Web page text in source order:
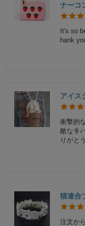
ナーコ
It's so
hank
アイス
衝撃的
敵な🍦
りがと
猫連合
注文か